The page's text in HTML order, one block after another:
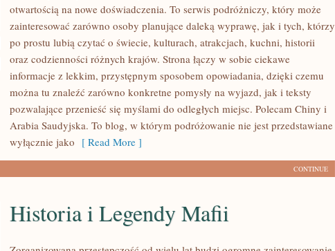
KOLUMBIA
otwartością na nowe doświadczenia. To serwis podróżniczy, który może
zainteresować zarówno osoby planujące daleką wyprawę, jak i tych, którzy
po prostu lubią czytać o świecie, kulturach, atrakcjach, kuchni, historii
oraz codzienności różnych krajów. Strona łączy w sobie ciekawe
informacje z lekkim, przystępnym sposobem opowiadania, dzięki czemu
można tu znaleźć zarówno konkretne pomysły na wyjazd, jak i teksty
pozwalające przenieść się myślami do odległych miejsc. Polecam Chiny i
Arabia Saudyjska. To blog, w którym podróżowanie nie jest przedstawiane
wyłącznie jako [ Read More ]
CONTINUE
Historia i Legendy Mafii